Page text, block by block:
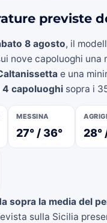
previste
8 agosto, il
nove capoluoghi una
e una
4 capoluoghi sopra i
MESSINA
27° / 36° 28°
sopra la media del
sulla Sicilia